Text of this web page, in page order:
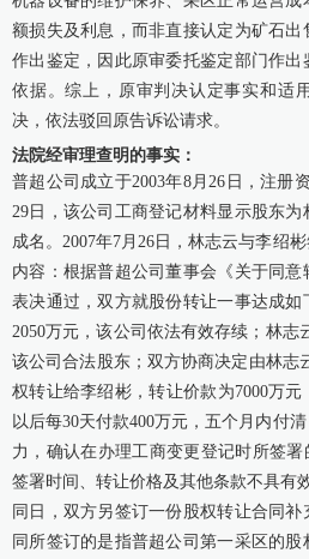
额损失及利息，而非直接认定为矿石
作出鉴定，因此原审委托鉴定部门作
依据。综上，原审判决认定事实和适
决，依法驳回原告诉讼请求。
法院经审理查明的事实：
普超公司成立于2003年8月26日，注册
29日，该公司工商登记材料显示股东
成名。2007年7月26日，林志云与李绍
内容：根据普超公司董事会《关于同
表决通过，双方就股份转让一事达成
2050万元，该公司依法有效存续；林志
该公司合法股东；双方协商决定由林志
权转让给李绍彬，转让价款为7000万元
以后每30天付款400万元，五个月内付
力，确认在办理工商变更登记时所签
签署时间、转让价格及其他条款不具有
同日，双方另签订一份股权转让合同
同所签订的是指普超公司第一采区的